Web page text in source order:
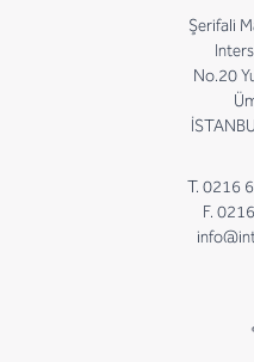
Şerifali
No.20
T. 0216
F.